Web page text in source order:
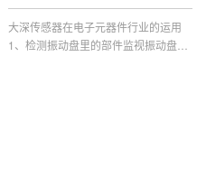
大深传感器在电子元器件行业的运用
1、检测振动盘里的部件监视振动盘里